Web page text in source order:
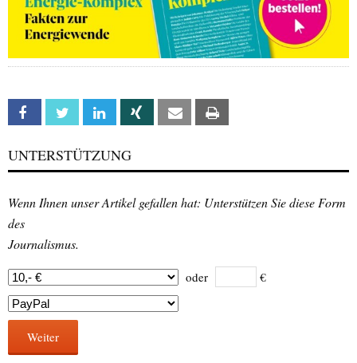
Facebook Twitter Linkedin Xing Email
UNTERSTÜTZUNG
Wenn Ihnen unser Artikel gefallen hat: Unterstützen Sie diese Form
des
Journalismus.
oder €
Weiter